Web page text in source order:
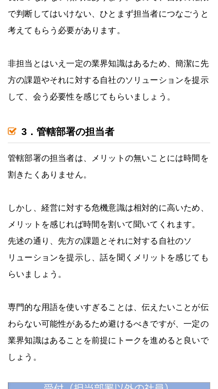
で判断してはいけない、ひとまず担当者につなごうと
考えてもらう必要があります。
非担当とはいえ一定の業界知識はあるため、簡潔に先
方の課題やそれに対する自社のソリューションを提示
して、会う必要性を感じてもらいましょう。
3．管轄部署の担当者
管轄部署の担当者は、メリットの無いことには時間を
割きたくありません。
しかし、経営に対する危機意識は相対的に高いため、
メリットを感じれば時間を割いて聞いてくれます。
先述の通り、先方の課題とそれに対する自社のソ
リューションを提示し、話を聞くメリットを感じても
らいましょう。
専門的な用語を使いすぎることは、伝えたいことが伝
わらない可能性があるため避けるべきですが、一定の
業界知識はあることを前提にトークを進めると良いで
しょう。